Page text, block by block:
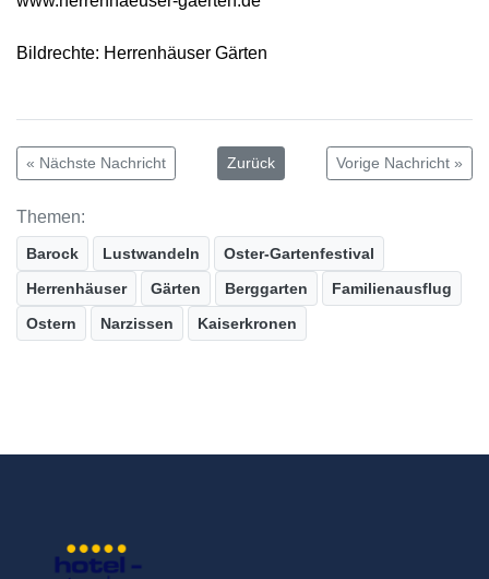
Bildrechte: Herrenhäuser Gärten
« Nächste Nachricht Zurück Vorige Nachricht »
Themen:
Barock Lustwandeln
Oster-Gartenfestival
Herrenhäuser
Gärten Berggarten
Familienausflug
Ostern
Narzissen Kaiserkronen